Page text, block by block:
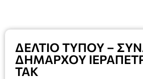
ΔΕΛΤΙΟ ΤΥΠΟΥ –
ΔΗΜΑΡΧΟΥ
ΤΑΚ